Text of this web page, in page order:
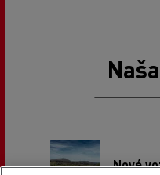
Nové